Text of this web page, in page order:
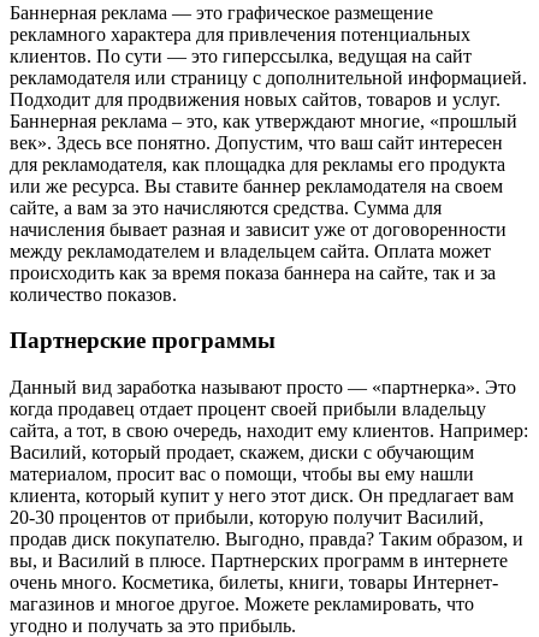
Баннерная реклама — это графическое размещение
рекламного характера для привлечения потенциальных
клиентов. По сути — это гиперссылка, ведущая на сайт
рекламодателя или страницу с дополнительной информацией.
Подходит для продвижения новых сайтов, товаров и услуг.
Баннерная реклама – это, как утверждают многие, «прошлый
век». Здесь все понятно. Допустим, что ваш сайт интересен
для рекламодателя, как площадка для рекламы его продукта
или же ресурса. Вы ставите баннер рекламодателя на своем
сайте, а вам за это начисляются средства. Сумма для
начисления бывает разная и зависит уже от договоренности
между рекламодателем и владельцем сайта. Оплата может
происходить как за время показа баннера на сайте, так и за
количество показов.
Партнерские программы
Данный вид заработка называют просто — «партнерка». Это
когда продавец отдает процент своей прибыли владельцу
сайта, а тот, в свою очередь, находит ему клиентов. Например:
Василий, который продает, скажем, диски с обучающим
материалом, просит вас о помощи, чтобы вы ему нашли
клиента, который купит у него этот диск. Он предлагает вам
20-30 процентов от прибыли, которую получит Василий,
продав диск покупателю. Выгодно, правда? Таким образом, и
вы, и Василий в плюсе. Партнерских программ в интернете
очень много. Косметика, билеты, книги, товары Интернет-
магазинов и многое другое. Можете рекламировать, что
угодно и получать за это прибыль.